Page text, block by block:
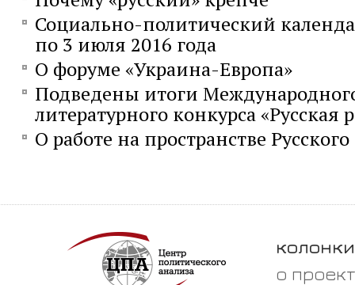
Социально-политический
по 3 июля 2016 года
О форуме «Украина-Европа»
Подведены итоги
литературного конкурса «Русская
О работе на пространстве
колонки
о